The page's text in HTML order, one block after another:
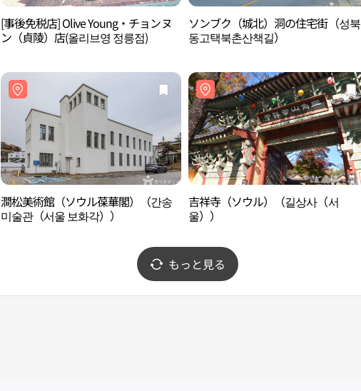
[事後免税店] Olive Young・チョンヌ
ン（貞陵）店(올리브영 정릉점)
ソンブク（城北）洞の住宅街（성북
동고택북촌산책길）
澗松美術館（ソウル葆華閣）（간송
미술관（서울 보화각））
吉祥寺（ソウル）（길상사（서
울））
もっと見る